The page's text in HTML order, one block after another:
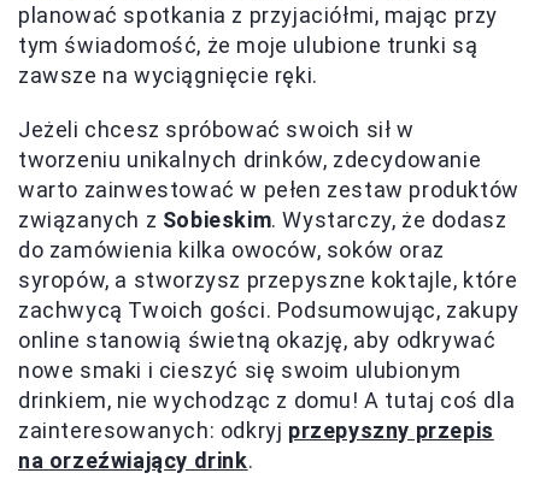
planować spotkania z przyjaciółmi, mając przy
tym świadomość, że moje ulubione trunki są
zawsze na wyciągnięcie ręki.
Jeżeli chcesz spróbować swoich sił w
tworzeniu unikalnych drinków, zdecydowanie
warto zainwestować w pełen zestaw produktów
związanych z Sobieskim. Wystarczy, że dodasz
do zamówienia kilka owoców, soków oraz
syropów, a stworzysz przepyszne koktajle, które
zachwycą Twoich gości. Podsumowując, zakupy
online stanowią świetną okazję, aby odkrywać
nowe smaki i cieszyć się swoim ulubionym
drinkiem, nie wychodząc z domu! A tutaj coś dla
zainteresowanych: odkryj przepyszny przepis
na orzeźwiający drink.